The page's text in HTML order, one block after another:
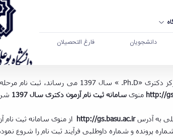
دانشجویان فارغ التحصیلان
http:// منوی سامانه ثیت نام آزمون دکتری سال 1397
http://gs.basu.ac.ir از منوی سامانه ثیت نام آزمون دکتری سال 1397 نسبت